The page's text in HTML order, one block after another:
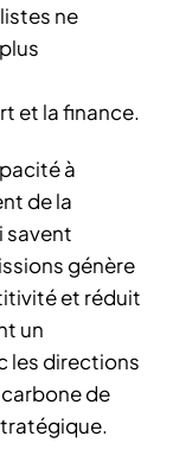
ne
et la finance.
à
de la
savent
génère
et réduit
un
les directions
de